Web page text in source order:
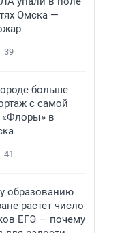
Омска —
39
больше
с самой
«Флоры» в
41
образованию
растет число
ЕГЭ — почему